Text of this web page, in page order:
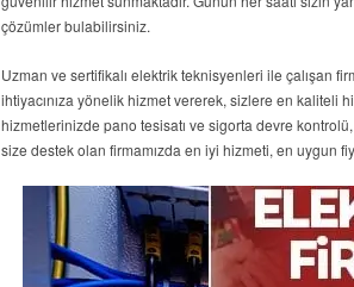
çözümler bulabilirsiniz.
Uzman ve sertifikalı elektrik teknisyenleri ile çalışan
ihtiyacınıza yönelik hizmet vererek, sizlere en kaliteli
hizmetlerinizde pano tesisatı ve sigorta devre
size destek olan firmamızda en iyi hizmeti, en uygun